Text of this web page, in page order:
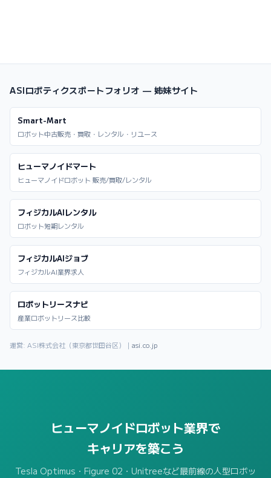
ASIロボティクスポートフォリオ — 姉妹サイト
Smart-Mart
ロボット中古販売・買取・レンタル・リユース
ヒューマノイドマート
ヒューマノイドロボット 販売/買取/レンタル
フィジカルAIレンタル
ロボット短期レンタル
フィジカルAIジョブ
フィジカルAI業界求人
ロボットリースナビ
産業ロボットリース比較
運営: ASI株式会社（東京都世田谷区）｜ asi.co.jp
ヒューマノイドロボット業界で
キャリアを築こう
Tesla Optimus・Figure 02・Unitreeなど最前線の人型ロボッ